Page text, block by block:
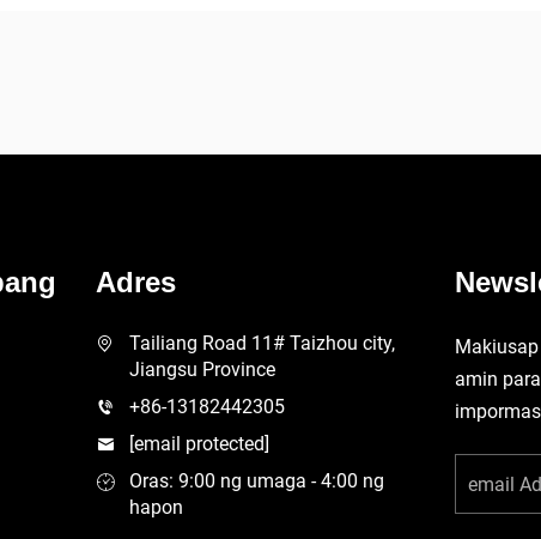
Adres
Tailiang Road 11# Taizhou city,
Jiangsu Province
+86-13182442305
[email protected]
Oras: 9:00 ng umaga - 4:00 ng
hapon
amin